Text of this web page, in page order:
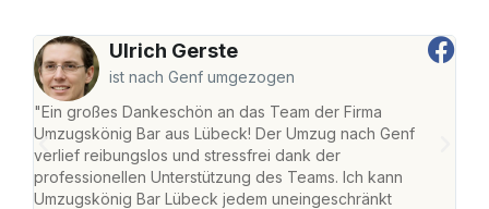
Ulrich Gerste
ist nach Genf umgezogen
"Ein großes Dankeschön an das Team der Firma
Umzugskönig Bar aus Lübeck! Der Umzug nach Genf
verlief reibungslos und stressfrei dank der
professionellen Unterstützung des Teams. Ich kann
Umzugskönig Bar Lübeck jedem uneingeschränkt